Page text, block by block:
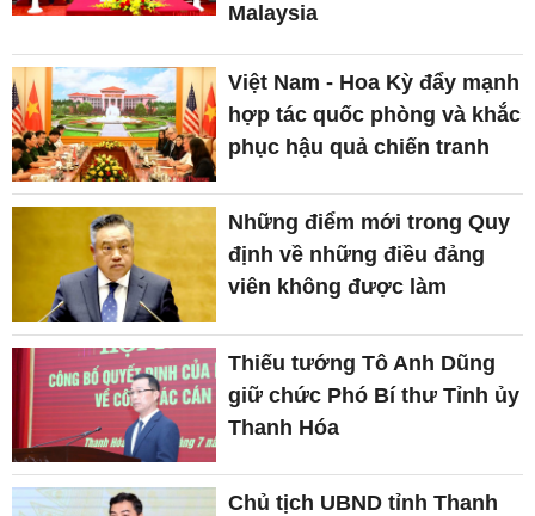
Malaysia
Việt Nam - Hoa Kỳ đẩy mạnh
hợp tác quốc phòng và khắc
phục hậu quả chiến tranh
Những điểm mới trong Quy
định về những điều đảng
viên không được làm
Thiếu tướng Tô Anh Dũng
giữ chức Phó Bí thư Tỉnh ủy
Thanh Hóa
Chủ tịch UBND tỉnh Thanh